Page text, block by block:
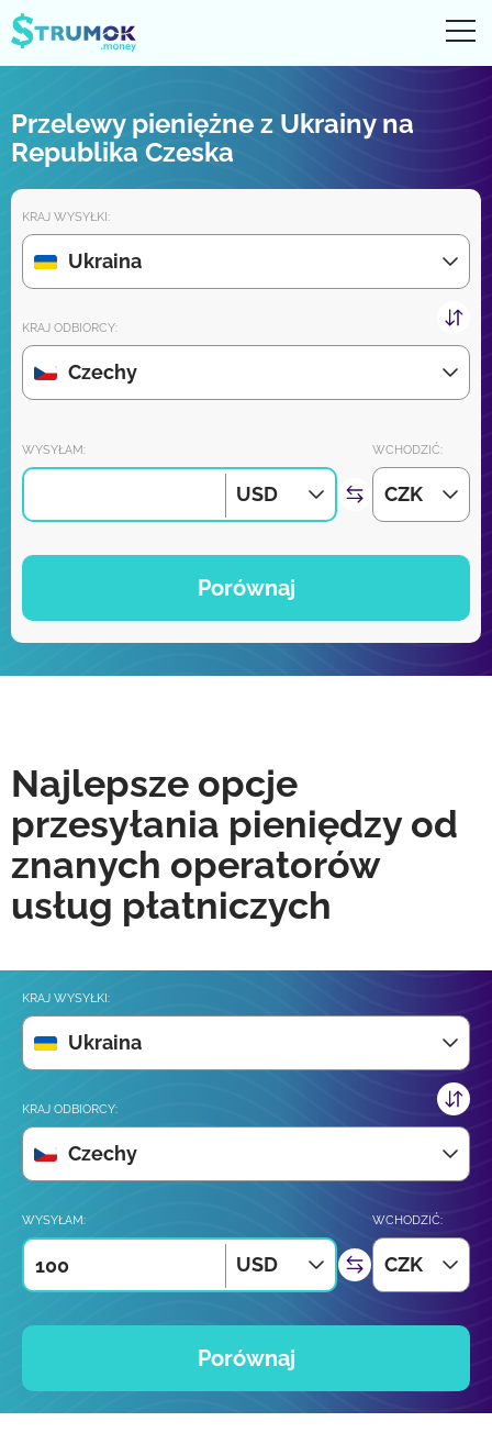
Przelewy pieniężne
Digital konto
Recenzje partnerów
Wkrótce pobierz aplikację na iPhone'a i Androida:
Przelewy pieniężne z Ukrainy na
Republika Czeska
KRAJ WYSYŁKI:
Ukraina
KRAJ ODBIORCY:
Czechy
WYSYŁAM:
USD
WCHODZIĆ:
CZK
Porównaj
Najlepsze opcje
przesyłania pieniędzy od
znanych operatorów
usług płatniczych
KRAJ WYSYŁKI:
Ukraina
KRAJ ODBIORCY:
Czechy
WYSYŁAM:
USD
WCHODZIĆ:
CZK
Porównaj